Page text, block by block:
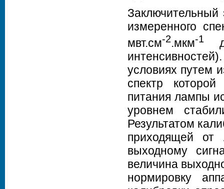
Заключительный
измеренного
мвт.см-2.мкм-1
условиях путем
спектр
питания лампы
уровнем
Результатом
приходящей
выходному
величина
нормировку